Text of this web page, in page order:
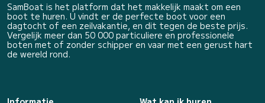
SamBoat is het platform dat het makkelijk maakt om een
boot te huren. U vindt er de perfecte boot voor een
dagtocht of een zeilvakantie, en dit tegen de beste prijs.
Vergelijk meer dan 50 000 particuliere en professionele
boten met of zonder schipper en vaar met een gerust hart
de wereld rond.